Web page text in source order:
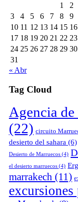
1
2
3
4 5 6 7 8
9
10 11 12 13 14 15 16
17 18 19 20 21 22 23
24 25 26 27 28 29 30
31
« Abr
Tag Cloud
Agencia
(22) circuito
desierto del sahara (6)
Desierto de Marruecos (4)
el desierto marruecos (4)
marrakech (11)
excursiones